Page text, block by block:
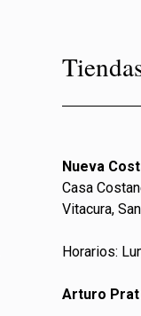
Nueva
Casa
Vitacura,
Horarios:
Arturo Prat